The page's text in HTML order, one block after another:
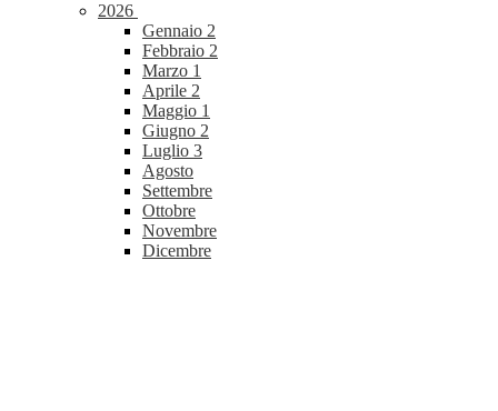
2026
Gennaio 2
Febbraio 2
Marzo 1
Aprile 2
Maggio 1
Giugno 2
Luglio 3
Agosto
Settembre
Ottobre
Novembre
Dicembre